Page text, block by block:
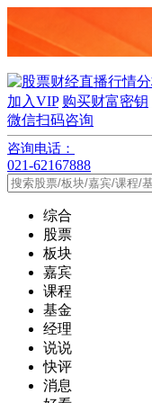
加入VIP 购买财富密钥
微信扫码咨询
咨询电话：
021-62167888
综合
股票
板块
嘉宾
课程
基金
经理
说说
快评
消息